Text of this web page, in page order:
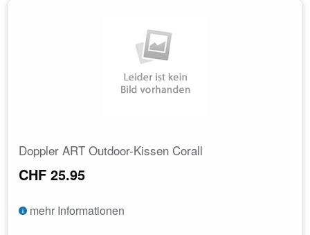
Doppler ART Outdoor-Kissen Corall
CHF 25.95
mehr Informationen